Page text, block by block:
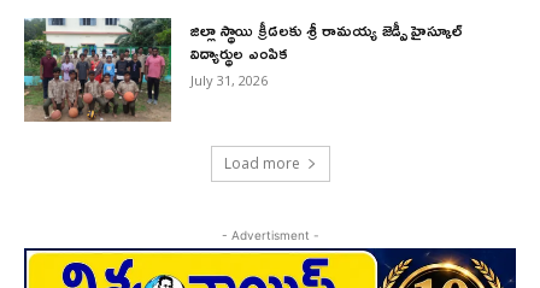
జిల్లా స్థాయి క్రీడలకు శ్రీ రామయ్య జెడ్పీ హైస్కూల్
విద్యార్థుల ఎంపిక
July 31, 2026
Load more
- Advertisment -